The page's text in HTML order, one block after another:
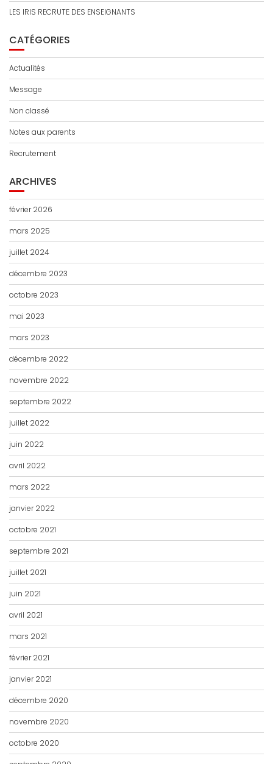
LES IRIS RECRUTE DES ENSEIGNANTS
CATÉGORIES
Actualités
Message
Non classé
Notes aux parents
Recrutement
ARCHIVES
février 2026
mars 2025
juillet 2024
décembre 2023
octobre 2023
mai 2023
mars 2023
décembre 2022
novembre 2022
septembre 2022
juillet 2022
juin 2022
avril 2022
mars 2022
janvier 2022
octobre 2021
septembre 2021
juillet 2021
juin 2021
avril 2021
mars 2021
février 2021
janvier 2021
décembre 2020
novembre 2020
octobre 2020